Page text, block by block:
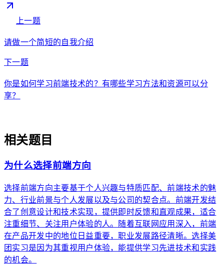
上一题
请做一个简短的自我介绍
下一题arrow_forward
你是如何学习前端技术的？有哪些学习方法和资源可以分
享？
相关题目
为什么选择前端方向
选择前端方向主要基于个人兴趣与特质匹配、前端技术的魅
力、行业前景与个人发展以及与公司的契合点。前端开发结
合了创意设计和技术实现，提供即时反馈和直观成果，适合
注重细节、关注用户体验的人。随着互联网应用深入，前端
在产品开发中的地位日益重要，职业发展路径清晰。选择美
团实习是因为其重视用户体验，能提供学习先进技术和实践
的机会。